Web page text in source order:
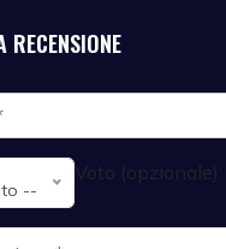
RECENSIONE
Voto (opzionale):
--